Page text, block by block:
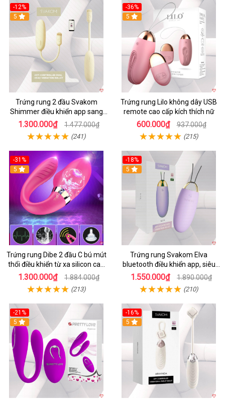
-12%
5
Trứng rung 2 đầu Svakom
Shimmer điều khiển app sang
trọng chất lượng
1.300.000₫ 1.477.000₫
(241)
-36%
5
Trứng rung Lilo không dây USB
remote cao cấp kích thích nữ
600.000₫ 937.000₫
(215)
-31%
5
Trứng rung Dibe 2 đầu C bú mút
thổi điều khiển từ xa silicon cao
cấp kích thích điểm G
1.300.000₫ 1.884.000₫
(213)
-18%
5
Trứng rung Svakom Elva
bluetooth điều khiển app, siêu
kích thích
1.550.000₫ 1.890.000₫
(210)
-21%
5
-16%
5